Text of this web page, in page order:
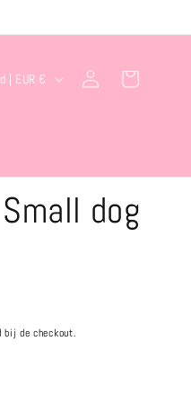
Nederland | EUR € InloggenWinkelwagen
dog
bij de checkout.